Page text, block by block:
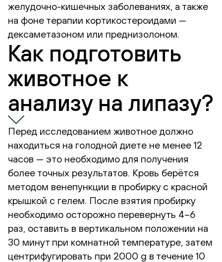
желудочно-кишечных заболеваниях, а также
на фоне терапии кортикостероидами —
дексаметазоном или преднизолоном.
Как подготовить
животное к
анализу на липазу?
Перед исследованием животное должно
находиться на голодной диете не менее 12
часов — это необходимо для получения
более точных результатов. Кровь берётся
методом венепункции в пробирку с красной
крышкой с гелем. После взятия пробирку
необходимо осторожно перевернуть 4–6
раз, оставить в вертикальном положении на
30 минут при комнатной температуре, затем
центрифугировать при 2000 g в течение 10